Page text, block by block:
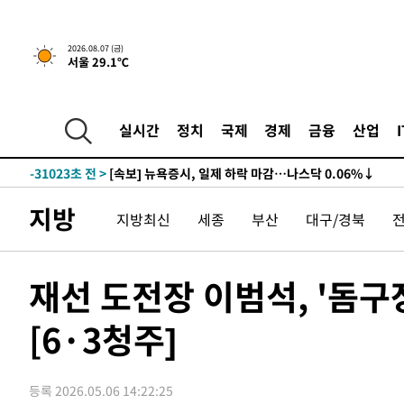
2026.08.07 (금)
서울 29.1℃
실시간 정치 국제 경제 금융 산업
-31023초 전 > [속보] 뉴욕증시, 일제 하락 마감…나스닥 0.06%↓
지방 지방최신 세종 부산 대구/경북
재선 도전장 이범석, '돔
[6·3청주]
등록 2026.05.06 14:22:25